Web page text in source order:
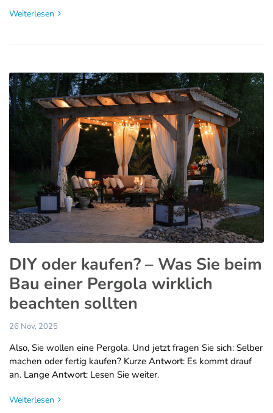
Weiterlesen
DIY oder kaufen? – Was Sie beim
Bau einer Pergola wirklich
beachten sollten
26 Nov, 2025
Also, Sie wollen eine Pergola. Und jetzt fragen Sie sich: Selber
machen oder fertig kaufen? Kurze Antwort: Es kommt drauf
an. Lange Antwort: Lesen Sie weiter.
Weiterlesen